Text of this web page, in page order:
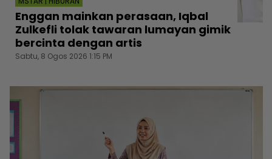
Enggan mainkan perasaan, Iqbal
Zulkefli tolak tawaran lumayan gimik
bercinta dengan artis
Sabtu, 8 Ogos 2026 1:15 PM